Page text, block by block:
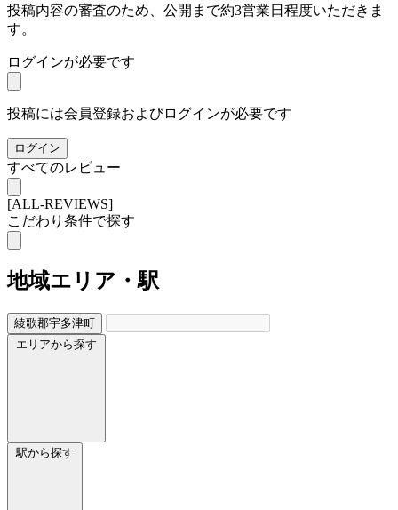
投稿内容の審査のため、公開まで約3営業日程度いただきま
す。
ログインが必要です
投稿には会員登録およびログインが必要です
ログイン
すべてのレビュー
[ALL-REVIEWS]
こだわり条件で探す
地域エリア・駅
綾歌郡宇多津町
エリアから探す
駅から探す